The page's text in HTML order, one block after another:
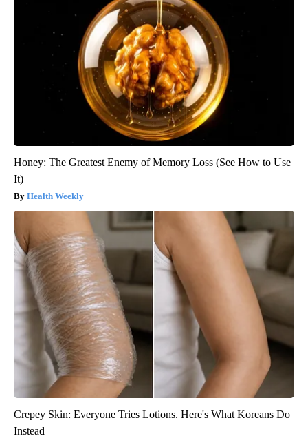
Honey: The Greatest Enemy of Memory Loss (See How to Use
It)
Health Weekly
Crepey Skin: Everyone Tries Lotions. Here's What Koreans Do
Instead